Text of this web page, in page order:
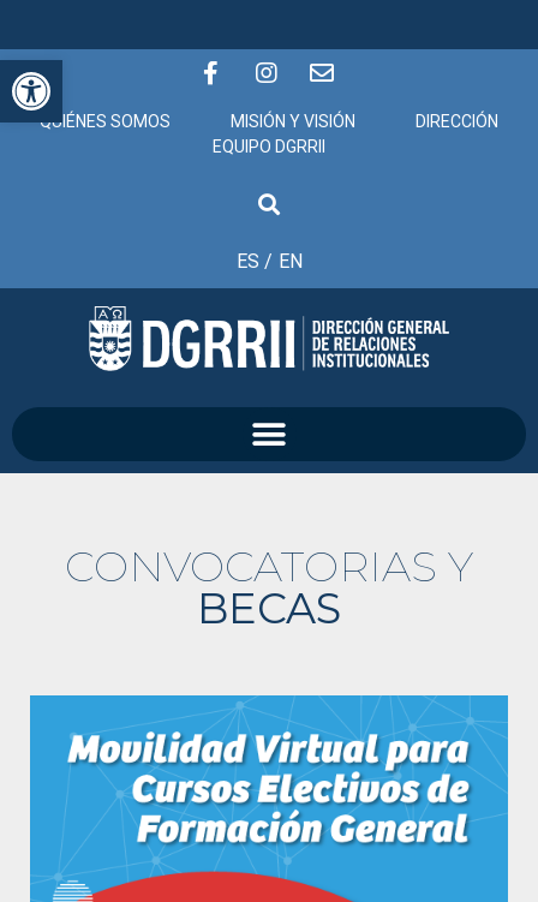
Abrir barra de herramientas
QUIÉNES SOMOS MISIÓN Y VISIÓN
DIRECCIÓN
EQUIPO DGRRII
ES / EN
CONVOCATORIAS Y
BECAS